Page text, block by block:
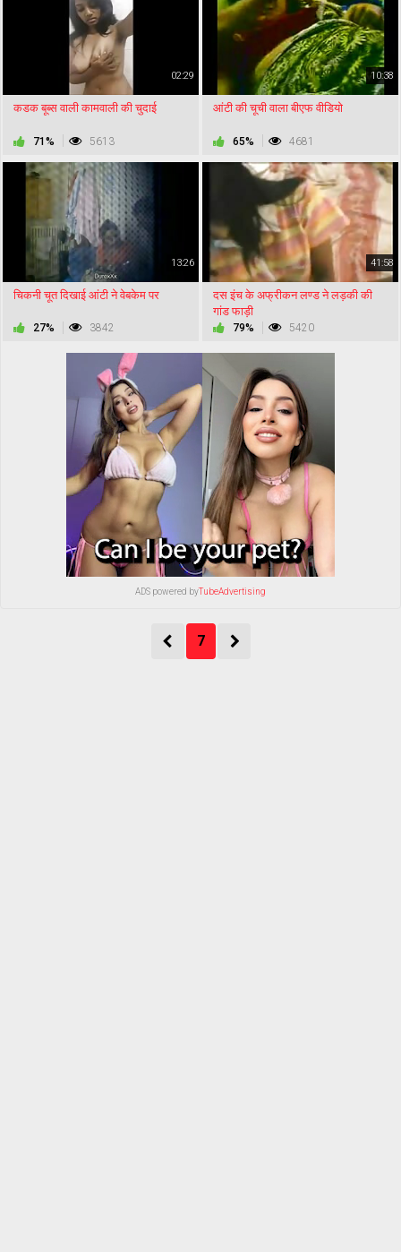
02:29
कडक बूब्स वाली कामवाली की चुदाई
71% 5613
10:38
आंटी की चूची वाला बीएफ वीडियो
65% 4681
13:26
चिकनी चूत दिखाई आंटी ने वेबकेम पर
27% 3842
41:58
दस इंच के अफ्रीकन लण्ड ने लड़की की
गांड फाड़ी
79% 5420
ADS powered byTubeAdvertising
7